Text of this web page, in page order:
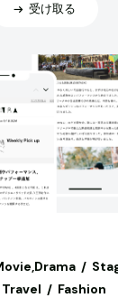
受け取る
Travel Fashion